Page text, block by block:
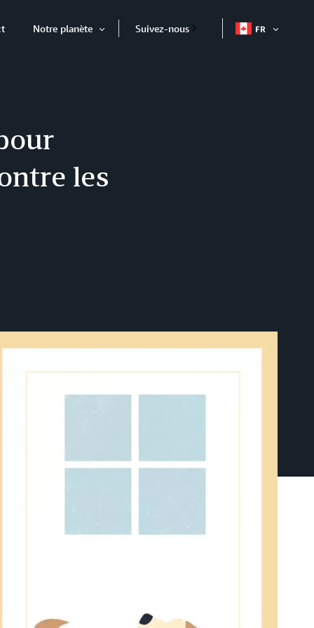
Notre planète
Ouvrir
Suivez-nous FR
les